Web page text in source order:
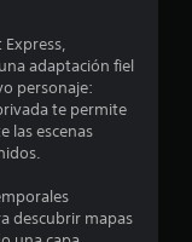
s
d
adaptación fiel
personaje:
te permite
las escenas
descubrir mapas